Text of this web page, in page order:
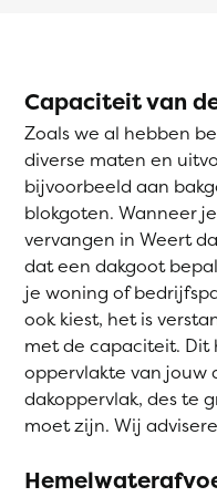
Capaciteit van
Zoals we al hebben
diverse maten en
bijvoorbeeld aan
blokgoten. Wanneer
vervangen in Weert
dat een dakgoot
je woning of
ook kiest, het is
met de capaciteit. Dit
oppervlakte van jouw
dakoppervlak, des te
moet zijn. Wij